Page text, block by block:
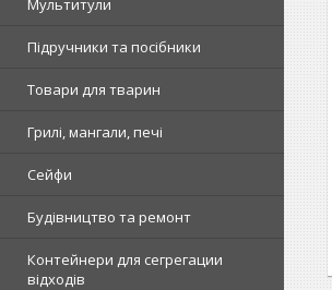
Підручники та посібники
Товари для тварин
Грилі, мангали, печі
Сейфи
Будівництво та ремонт
Контейнери для сегрегации
відходів